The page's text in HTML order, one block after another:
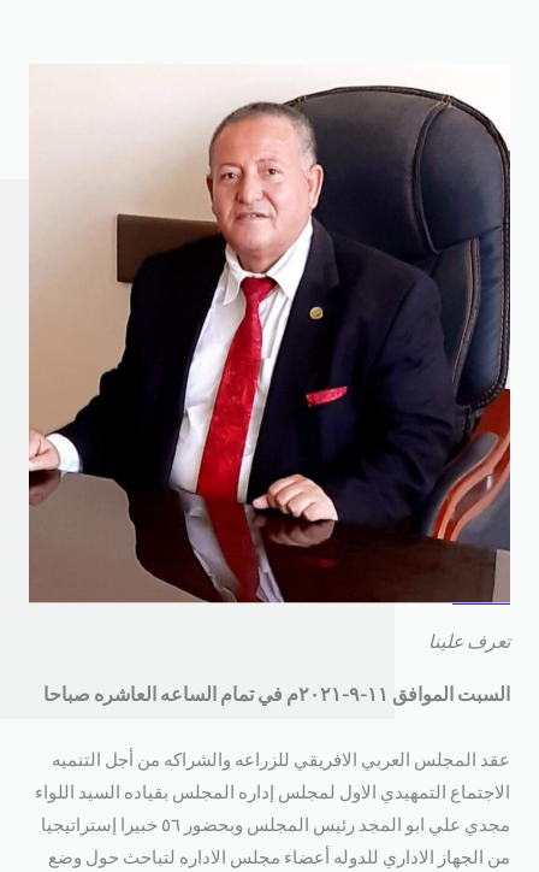
علينا
الموافق ١١-٩-٢٠٢١م في تمام الساعه العاشره صباحا
المجلس العربي الافريقي للزراعه والشراكه من أجل التنميه
التمهيدي الاول لمجلس إداره المجلس بقياده السيد اللواء
مجدي علي ابو المجد رئيس المجلس وبحضور ٥٦ خبيرا إستراتيجيا
الجهاز الاداري للدوله أعضاء مجلس الاداره لتباحث حول وضع